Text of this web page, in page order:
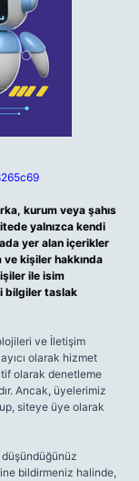
kurum veya şahıs
yalnızca kendi
yer alan içerikler
kişiler hakkında
ile isim
bilgiler taslak
ve İletişim
olarak hizmet
olarak denetleme
Ancak, üyelerimiz
siteye üye olarak
bildirmeniz halinde,